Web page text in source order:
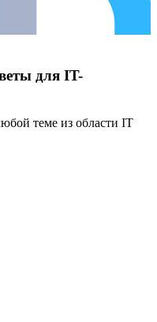
для IT-
теме из области IT